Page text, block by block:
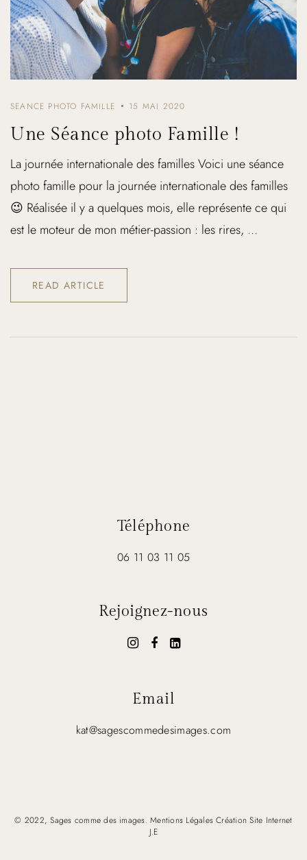
SEANCE PHOTO FAMILLE 15 MAI 2020
Une Séance photo Famille !
La journée internationale des familles Voici une séance
photo famille pour la journée internationale des familles
😉 Réalisée il y a quelques mois, elle représente ce qui
est le moteur de mon métier-passion : les rires, ...
READ ARTICLE
Téléphone
06 11 03 11 05
Rejoignez-nous
Email
kat@sagescommedesimages.com
© 2022, Sages comme des images.Mentions Légales Création Site Internet
J.E